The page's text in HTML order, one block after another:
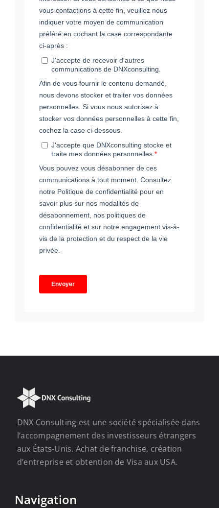
DNX Consulting est une société spécialisée dans
l’accompagnement des investisseurs étrangers
aux États-Unis. Achat de franchise, création
d’entreprise et obtention de Visa aux USA.
Navigation